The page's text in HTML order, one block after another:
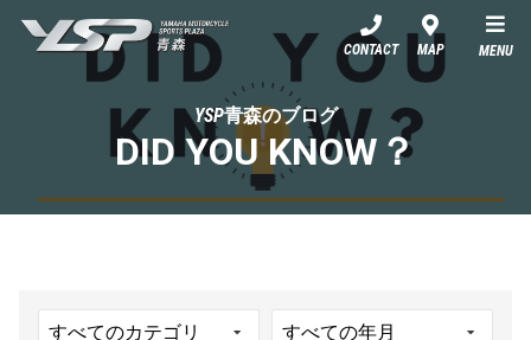
CONTACT MAP MENU
YSP青森のブログ
DID YOU KNOW？